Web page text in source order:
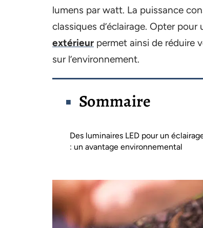
lumens par watt. La puissance
classiques d’éclairage. Opter
extérieur permet ainsi de réduire
sur l’environnement.
Sommaire
Des luminaires LED pour un
: un avantage environnemental